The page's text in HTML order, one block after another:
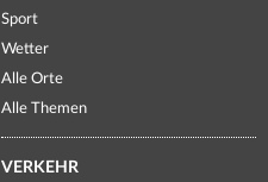
Sport
Wetter
Alle Orte
Alle Themen
VERKEHR